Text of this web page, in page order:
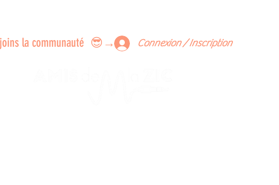
Connexion / Inscription
la communauté 😎→